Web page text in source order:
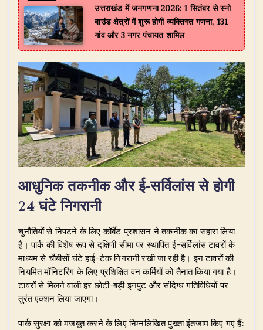
उत्तराखंड में जनगणना 2026: 1 सितंबर से स्नो
बाउंड क्षेत्रों में शुरू होगी व्यक्तिगत गणना, 131
गांव और 3 नगर पंचायत शामिल
​आधुनिक तकनीक और ई-सर्विलांस से होगी
24 घंटे निगरानी
​चुनौतियों से निपटने के लिए कॉर्बेट प्रशासन ने तकनीक का सहारा लिया
है। पार्क की विशेष रूप से दक्षिणी सीमा पर स्थापित ई-सर्विलांस टावरों के
माध्यम से चौबीसों घंटे हाई-टेक निगरानी रखी जा रही है। इन टावरों की
नियमित मॉनिटरिंग के लिए प्रशिक्षित वन कर्मियों को तैनात किया गया है।
टावरों से मिलने वाली हर छोटी-बड़ी इनपुट और संदिग्ध गतिविधियों पर
तुरंत एक्शन लिया जाएगा।
​पार्क सुरक्षा को मजबूत करने के लिए निम्नलिखित पुख्ता इंतजाम किए गए हैं: